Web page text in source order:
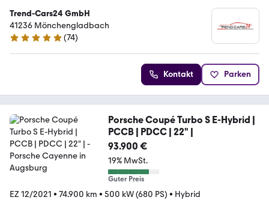
Trend-Cars24 GmbH
41236 Mönchengladbach
4.9 Sterne
(74)
Kontakt Parken
Porsche Coupé Turbo S E-Hybrid |
PCCB | PDCC | 22" |
93.900 €
19% MwSt.
Guter Preis
EZ 12/2021 • 74.900 km • 500 kW (680 PS) • Hybrid